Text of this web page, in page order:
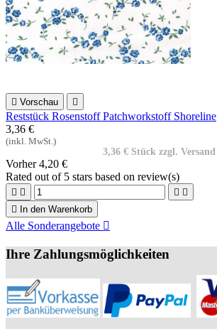
 Vorschau 
Reststück Rosenstoff Patchworkstoff Shoreline
3,36 €
(inkl. MwSt.)
3,36 € Stück zzgl. Versand
Vorher4,20 €
Rated out of 5 stars based on review(s)
   

In den Warenkorb
Alle Sonderangebote 
Ihre Zahlungsmöglichkeiten